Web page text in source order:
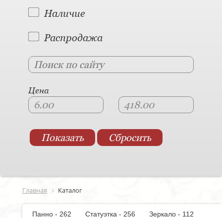
Наличие
Распродажа
Цена
Главная Каталог
Панно - 262 Статуэтка - 256
Зеркало - 112